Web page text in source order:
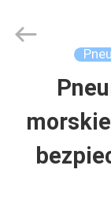
Rubber
Products